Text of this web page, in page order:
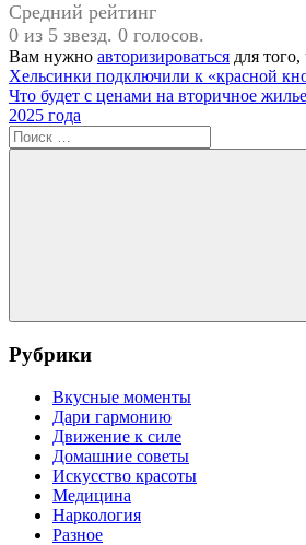
Средний рейтинг
0 из 5 звезд. 0 голосов.
Вам нужно авторизироваться для
Навигация
по
записям
Предыдущая
запись:
Хельсинки подключили к «красной
Следующая
запись:
Что будет с ценами на вторичное
2025 года
Поиск
для:
Поиск
Рубрики
Вкусные моменты
Дари гармонию
Движение к силе
Домашние советы
Искусство красоты
Медицина
Наркология
Разное